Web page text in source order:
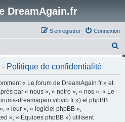
DreamAgain.fr
Connexion
S’enregistrer
- Politique de confidentialité
« Le forum de DreamAgain.fr » et
par « nous », « notre », « nos », « Le
dreamagain.vibvib.fr ») et phpBB
« leur », « logiciel phpBB »,
», « Équipes phpBB ») utilisent